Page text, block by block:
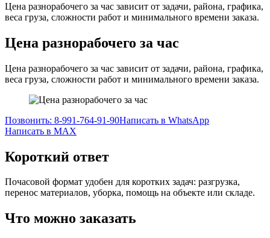
Цена разнорабочего за час зависит от задачи, района, графика,
веса груза, сложности работ и минимального времени заказа.
Цена разнорабочего за час
Цена разнорабочего за час зависит от задачи, района, графика,
веса груза, сложности работ и минимального времени заказа.
Позвонить: 8-991-764-91-90Написать в WhatsApp
Написать в MAX
Короткий ответ
Почасовой формат удобен для коротких задач: разгрузка,
перенос материалов, уборка, помощь на объекте или складе.
Что можно заказать